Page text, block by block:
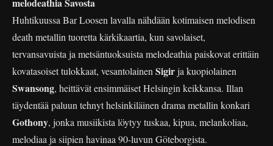
Huhtikuussa Bar Loosen lavalla nähdään kotimaisen melodisen
death metallin tuoretta kärkikaartia, kun savolaiset,
tervansavuista ja metsäntuoksuista melodeathia paiskovat erittäin
kovatasoiset tulokkaat, vesantolainen Sigirja kuopiolainen
Swansong, heittävät ensimmäiset Helsingin keikkansa. Illan
täydentää paluun tehnyt helsinkiläinen drama metallin konkari
Gothony, jonka musiikista löytyy tuskaa, kipua, melankoliaa,
melodiaa ja siipien havinaa 90-luvun Göteborgista.